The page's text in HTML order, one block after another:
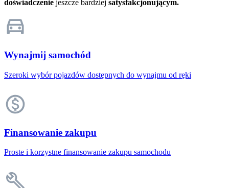
doświadczenie jeszcze bardziej satysfakcjonującym.
Wynajmij samochód
Szeroki wybór pojazdów dostępnych do wynajmu od ręki
Finansowanie zakupu
Proste i korzystne finansowanie zakupu samochodu